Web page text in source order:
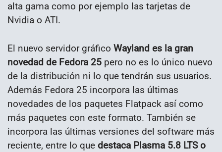
alta gama como por ejemplo las tarjetas de
Nvidia o ATI.
El nuevo servidor gráfico Wayland es la gran
novedad de Fedora 25 pero no es lo único nuevo
de la distribución ni lo que tendrán sus usuarios.
Además Fedora 25 incorpora las últimas
novedades de los paquetes Flatpack así como
más paquetes con este formato. También se
incorpora las últimas versiones del software más
reciente, entre lo que destaca Plasma 5.8 LTS o